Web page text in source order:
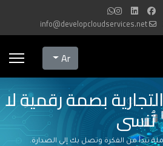
info@developcloudservices.net
Select your language
Ar
بصمة رقمية لا
تُنسى